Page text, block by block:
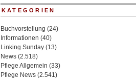
KATEGORIEN
Buchvorstellung (24)
Informationen (40)
Linking Sunday (13)
News (2.518)
Pflege Allgemein (33)
Pflege News (2.541)